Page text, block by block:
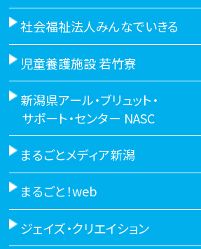
社会福祉法人みんなでいきる
児童養護施設 若竹寮
新潟県アール・ブリュット・
サポート・センター NASC
まるごとメディア新潟
まるごと！web
ジェイズ・クリエイション